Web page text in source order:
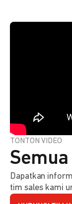
TONTON VIDEO
Semua
Dapatkan
tim sales kami